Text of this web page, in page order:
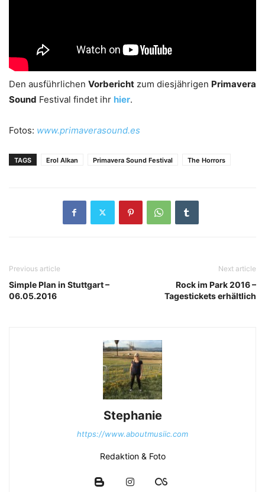
Den ausführlichen Vorbericht zum diesjährigen Primavera
Sound Festival findet ihr hier.
Fotos: www.primaverasound.es
TAGS Erol Alkan Primavera Sound Festival The Horrors
Previous article
Simple Plan in Stuttgart –
06.05.2016
Next article
Rock im Park 2016 –
Tagestickets erhältlich
Stephanie
https://www.aboutmusiic.com
Redaktion & Foto